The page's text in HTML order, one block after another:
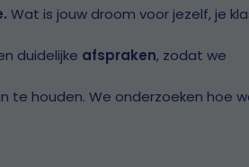
Wat is jouw droom voor jezelf, je
duidelijke afspraken, zodat we
te houden. We onderzoeken hoe